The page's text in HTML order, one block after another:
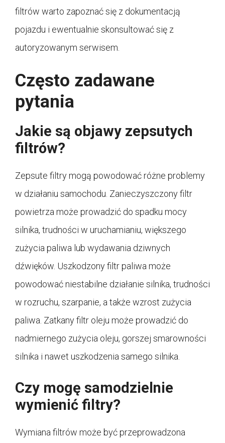
filtrów warto zapoznać się z dokumentacją
pojazdu i ewentualnie skonsultować się z
autoryzowanym serwisem.
Często zadawane
pytania
Jakie są objawy zepsutych
filtrów?
Zepsute filtry mogą powodować różne problemy
w działaniu samochodu. Zanieczyszczony filtr
powietrza może prowadzić do spadku mocy
silnika, trudności w uruchamianiu, większego
zużycia paliwa lub wydawania dziwnych
dźwięków. Uszkodzony filtr paliwa może
powodować niestabilne działanie silnika, trudności
w rozruchu, szarpanie, a także wzrost zużycia
paliwa. Zatkany filtr oleju może prowadzić do
nadmiernego zużycia oleju, gorszej smarowności
silnika i nawet uszkodzenia samego silnika.
Czy mogę samodzielnie
wymienić filtry?
Wymiana filtrów może być przeprowadzona